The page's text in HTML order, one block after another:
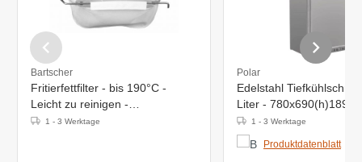
Bartscher
Fritierfettfilter - bis 190°C -
Leicht zu reinigen -
181x600x(h)155mm
1 - 3 Werktage
Polar
Edelstahl
Liter -
1 - 3 Werktage
Produktdatenblatt